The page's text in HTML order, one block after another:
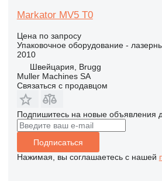
Markator MV5 T0
Цена по запросу
Упаковочное оборудование -
2010
Швейцария, Brugg
Muller Machines SA
Связаться с продавцом
Подпишитесь на новые объявления
Подписаться
Нажимая, вы соглашаетесь с нашей